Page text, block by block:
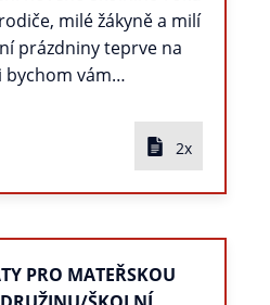
milé žákyně a milí
prázdniny teprve na
bychom vám…
2x
PRO MATEŘSKOU